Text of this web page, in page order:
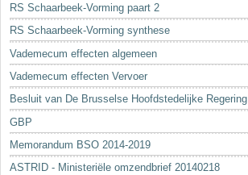
RS Schaarbeek-Vorming paart 2
RS Schaarbeek-Vorming synthese
Vademecum effecten algemeen
Vademecum effecten Vervoer
Besluit van De Brusselse Hoofdstedelijke Regering
GBP
Memorandum BSO 2014-2019
ASTRID - Ministeriële omzendbrief 20140218